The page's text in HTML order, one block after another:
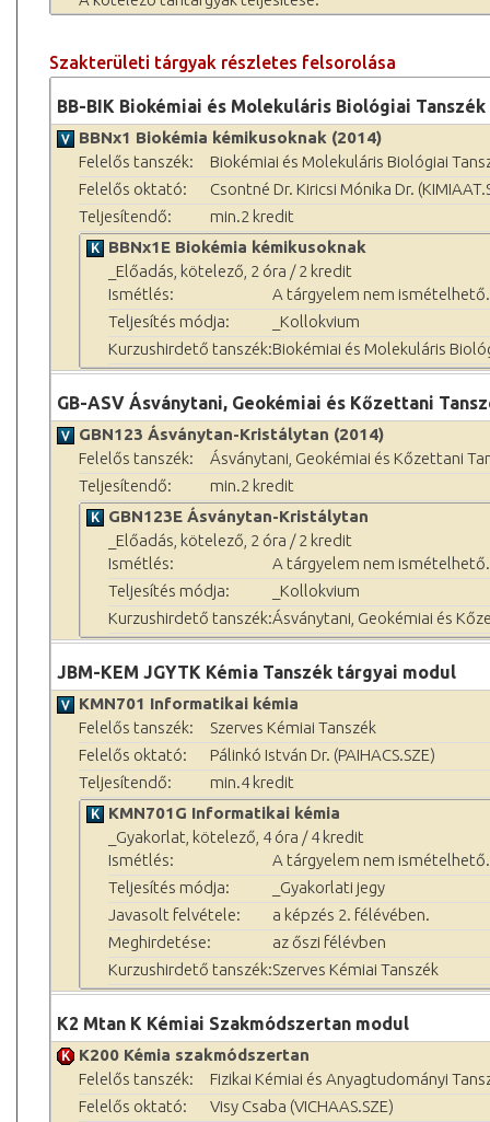
Szakterületi tárgyak részletes felsorolása
BB-BIK Biokémiai és Molekuláris Biológiai
BBNx1 Biokémia kémikusoknak (2014)
Felelős tanszék:
Biokémiai és Molekuláris Biológiai
Felelős oktató:
Csontné Dr. Kiricsi Mónika Dr.
Teljesítendő:
min.2 kredit
BBNx1E Biokémia kémikusoknak
_Előadás, kötelező, 2 óra / 2 kredit
Ismétlés:
A tárgyelem nem ismételhető.
Teljesítés módja:
_Kollokvium
Kurzushirdető tanszék:Biokémiai és Molekuláris
GB-ASV Ásványtani, Geokémiai és Kőzettani
GBN123 Ásványtan-Kristálytan (2014)
Felelős tanszék:
Ásványtani, Geokémiai és Kőzettani
Teljesítendő:
min.2 kredit
GBN123E Ásványtan-Kristálytan
_Előadás, kötelező, 2 óra / 2 kredit
Ismétlés:
A tárgyelem nem ismételhető.
Teljesítés módja:
_Kollokvium
Kurzushirdető tanszék:Ásványtani, Geokémiai és
JBM-KEM JGYTK Kémia Tanszék tárgyai modul
KMN701 Informatikai kémia
Felelős tanszék:
Szerves Kémiai Tanszék
Felelős oktató:
Pálinkó István Dr. (PAIHACS.SZE)
Teljesítendő:
min.4 kredit
KMN701G Informatikai kémia
_Gyakorlat, kötelező, 4 óra / 4 kredit
Ismétlés:
A tárgyelem nem ismételhető.
Teljesítés módja:
_Gyakorlati jegy
Javasolt felvétele:
a képzés 2. félévében.
Meghirdetése:
az őszi félévben
Kurzushirdető tanszék:Szerves Kémiai Tanszék
K2 Mtan K Kémiai Szakmódszertan modul
K200 Kémia szakmódszertan
Felelős tanszék:
Fizikai Kémiai és Anyagtudományi
Felelős oktató:
Visy Csaba (VICHAAS.SZE)